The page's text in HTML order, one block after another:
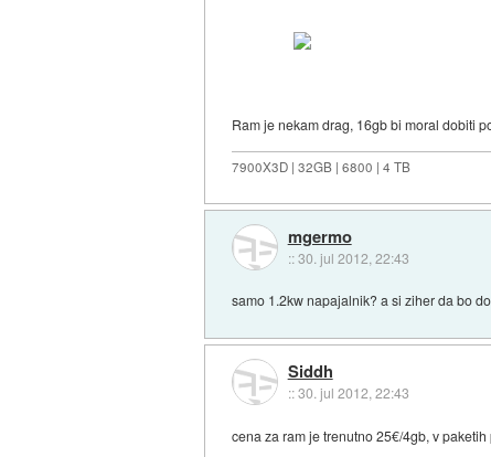
Ram je nekam drag, 16gb bi moral dobiti
7900X3D | 32GB | 6800 | 4 TB
mgermo
::30. jul 2012, 22:43
samo 1.2kw napajalnik? a si ziher da bo
Siddh
::30. jul 2012, 22:43
cena za ram je trenutno 25€/4gb, v